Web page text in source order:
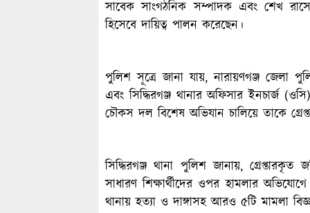
সাবেক সাংগঠনিক সম্পাদক এবং শেখ
হিসেবে দায়িত্ব পালন করেছেন।
পুলিশ সূত্রে জানা যায়, নারায়ণগঞ্জ জেলা
এবং সিদ্ধিরগঞ্জ থানার অফিসার ইনচার্জ
চৌকস দল বিশেষ অভিযান চালিয়ে তাকে
সিদ্ধিরগঞ্জ থানা পুলিশ জানায়,
সাধারণ শিক্ষার্থীদের ওপর হামলার
থানায় হত্যা ও দাঙ্গাসহ আরও ৫টি মামলা